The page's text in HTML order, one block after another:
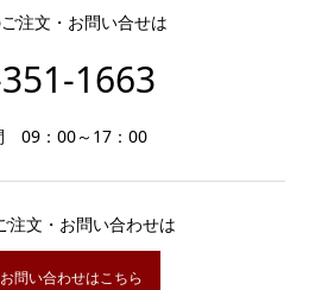
注文・お問い合せは
1663
09：00～17：00
注文・お問い合わせは
問い合わせはこちら